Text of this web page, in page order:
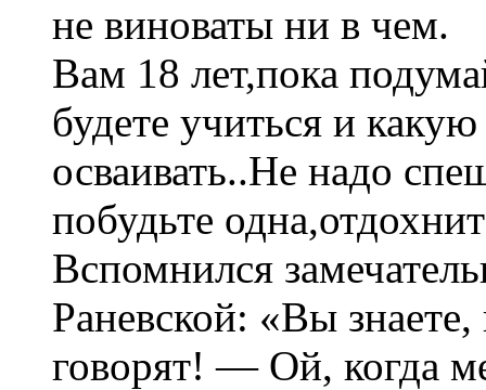
не виноваты ни в чем.
Вам 18 лет,пока
будете учиться и
осваивать..Не надо
побудьте
Вспомнился
Раневской: «Вы знаете,
говорят! — Ой, когда